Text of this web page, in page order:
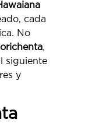
cada
No
,
siguiente
y